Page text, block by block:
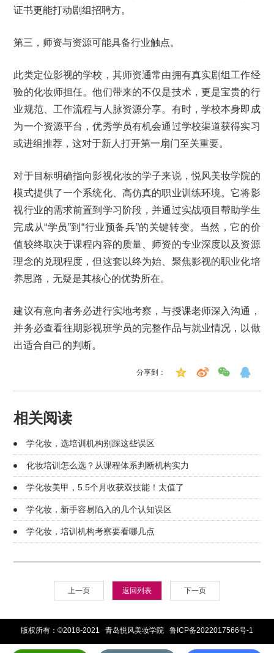
证书更能打动剧组招聘方。
第三，师资与资源可能具备行业触点。
此类定位影视的学校，其师资通常由拥有真实剧组工作经
验的化妆师担任。他们带来的不仅是技术，更是宝贵的行
业规范、工作流程与人脉资源分享。有时，学校本身即成
为一个资源平台，优秀学员有机会通过学校渠道获得实习
或进组推荐，这对于新人打开第一扇门至关重要。
对于目标明确指向影视化妆的学子来说，悦风美妆学院的
模式提供了一个系统化、高仿真的职业训练环境。它将影
视行业的需求前置到学习阶段，并通过实战项目帮助学生
完成从“学员”到“行业预备兵”的关键转变。当然，它的价
值较终取决于课程内容的质量、师资的专业深度以及资源
理念的兑现程度，但这套以终为始、聚焦影视的职业化培
养思路，无疑是其核心的优势所在。
建议有意向者务必进行实地考察，与授课老师深入沟通，
并务必查看往期影视班学员的完整作品与就业情况，以做
出适合自己的判断。
分享到：
相关阅读
学化妆，选培训机构别踩这些误区
化妆培训怎么选？从课程体系判断机构实力
学化妆美甲，5.5个月收获双技能！太值了
学化妆，新手容易陷入的几个认知误区
学化妆，培训机构考察要看哪几点
上一页 返回列表 下一页
版权所有：©2018-2021 青岛悦风美妆学院 鲁ICP备2022017566号-1